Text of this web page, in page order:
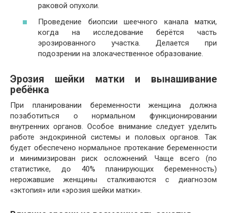
раковой опухоли.
Проведение биопсии шеечного канала матки,
когда на исследование берётся часть
эрозированного участка. Делается при
подозрении на злокачественное образование.
Эрозия шейки матки и вынашивание
ребёнка
При планировании беременности женщина должна
позаботиться о нормальном функционировании
внутренних органов. Особое внимание следует уделить
работе эндокринной системы и половых органов. Так
будет обеспечено нормальное протекание беременности
и минимизирован риск осложнений. Чаще всего (по
статистике, до 40% планирующих беременность)
нерожавшие женщины сталкиваются с диагнозом
«эктопия» или «эрозия шейки матки».